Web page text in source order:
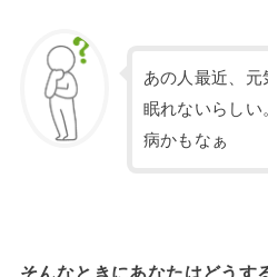
あの人最近、元
眠れないらしい
病かもなぁ
そんなときにあなたはどうす